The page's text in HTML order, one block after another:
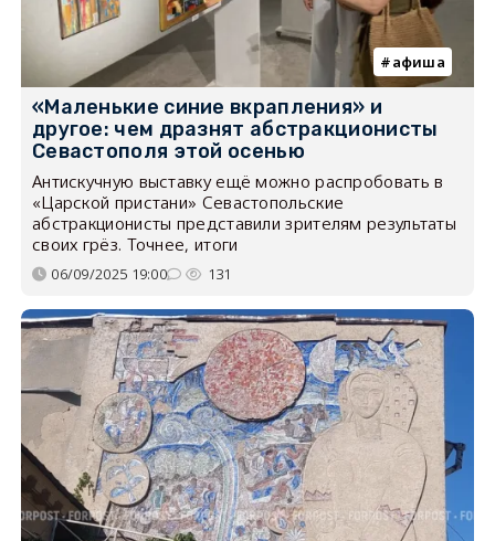
афиша
«Маленькие синие вкрапления» и
другое: чем дразнят абстракционисты
Севастополя этой осенью
Антискучную выставку ещё можно распробовать в
«Царской пристани» Севастопольские
абстракционисты представили зрителям результаты
своих грёз. Точнее, итоги
06/09/2025 19:00 131